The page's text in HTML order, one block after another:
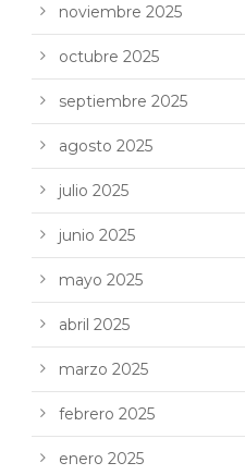
noviembre 2025
octubre 2025
septiembre 2025
agosto 2025
julio 2025
junio 2025
mayo 2025
abril 2025
marzo 2025
febrero 2025
enero 2025